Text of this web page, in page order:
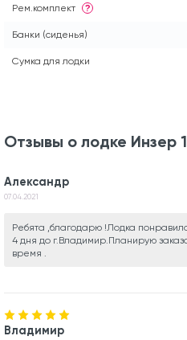
Рем.комплект ?
Банки (сиденья)
Сумка для лодки
Отзывы о лодке Инзер
Александр
07.04.2021
Ребята ,благодарю !Лодка
4 дня до г.Владимир.Планирую
время .
Владимир